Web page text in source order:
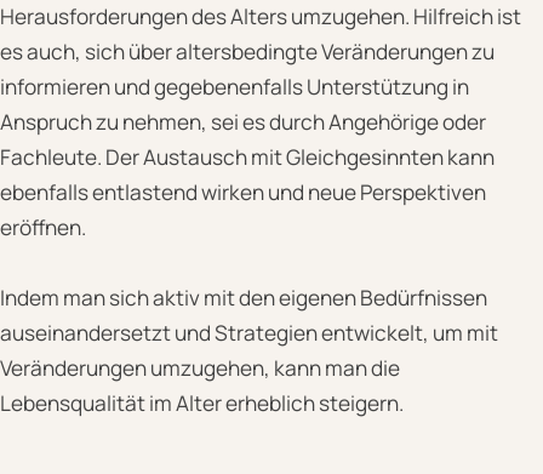
Herausforderungen des Alters umzugehen. Hilfreich ist
es auch, sich über altersbedingte Veränderungen zu
informieren und gegebenenfalls Unterstützung in
Anspruch zu nehmen, sei es durch Angehörige oder
Fachleute. Der Austausch mit Gleichgesinnten kann
ebenfalls entlastend wirken und neue Perspektiven
eröffnen.
Indem man sich aktiv mit den eigenen Bedürfnissen
auseinandersetzt und Strategien entwickelt, um mit
Veränderungen umzugehen, kann man die
Lebensqualität im Alter erheblich steigern.